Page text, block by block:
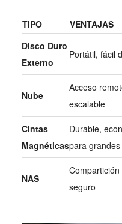
TIPO VENTAJAS
Disco Duro
Externo
Portátil, fácil
Nube
Acceso
escalable
Cintas
Magnéticas
Durable,
para
NAS
Compartición
seguro